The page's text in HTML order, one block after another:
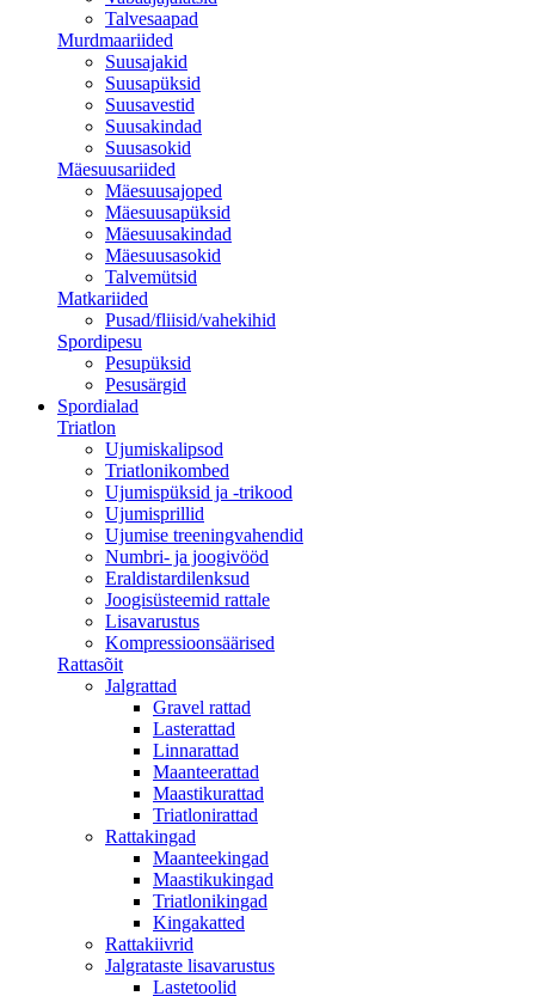
Talvesaapad
Murdmaariided
Suusajakid
Suusapüksid
Suusavestid
Suusakindad
Suusasokid
Mäesuusariided
Mäesuusajoped
Mäesuusapüksid
Mäesuusakindad
Mäesuusasokid
Talvemütsid
Matkariided
Pusad/fliisid/vahekihid
Spordipesu
Pesupüksid
Pesusärgid
Spordialad
Triatlon
Ujumiskalipsod
Triatlonikombed
Ujumispüksid ja -trikood
Ujumisprillid
Ujumise treeningvahendid
Numbri- ja joogivööd
Eraldistardilenksud
Joogisüsteemid rattale
Lisavarustus
Kompressioonsäärised
Rattasõit
Jalgrattad
Gravel rattad
Lasterattad
Linnarattad
Maanteerattad
Maastikurattad
Triatlonirattad
Rattakingad
Maanteekingad
Maastikukingad
Triatlonikingad
Kingakatted
Rattakiivrid
Jalgrataste lisavarustus
Lastetoolid